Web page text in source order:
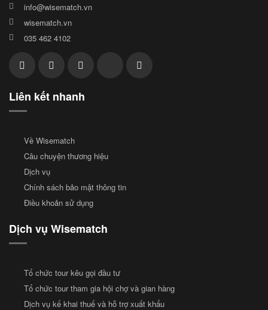
info@wisematch.vn
wisematch.vn
035 462 4102
Liên kết nhanh
Về Wisematch
Câu chuyện thương hiệu
Dịch vụ
Chính sách bảo mật thông tin
Điều khoản sử dụng
Dịch vụ Wisematch
Tổ chức tour kêu gọi đầu tư
Tổ chức tour tham gia hội chợ và gian hàng
Dịch vụ kế khai thuế và hỗ trợ xuất khẩu